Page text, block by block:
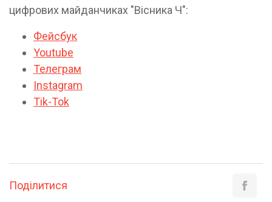
цифрових майданчиках "Вісника Ч":
Фейсбук
Youtube
Телеграм
Instagram
Tik-Tok
Поділитися